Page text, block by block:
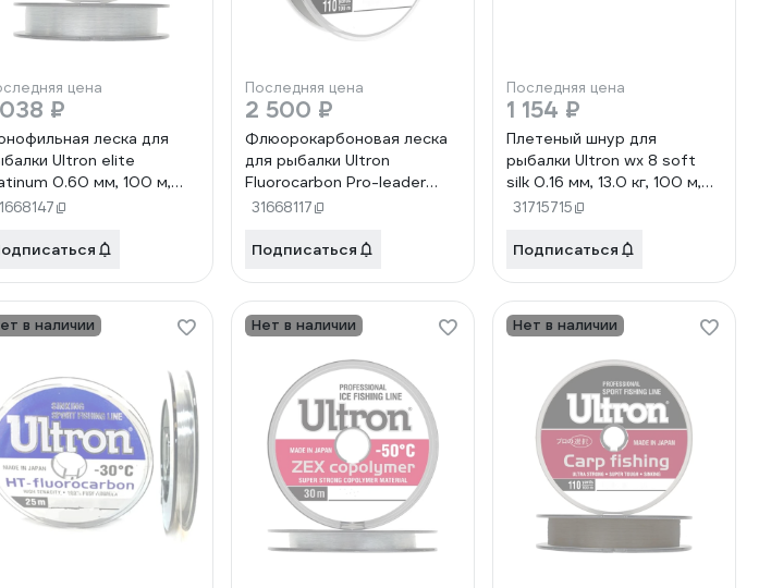
цена
₽
леска для
Ultron elite
0.60 мм, 100 м,
кг, серебряная
Последняя цена
2 500 ₽
Флюорокарбоновая леска
для рыбалки Ultron
Fluorocarbon Pro-leader
0.35 мм, 9.5 кг, 100 м,
31668117
Подписаться
Последняя цена
1 154 ₽
Плетеный шнур для
рыбалки Ultron wx 8 soft
silk 0.16 мм, 13.0 кг, 100 м,
оранжевый pkn09081
31715715
Подписаться
в наличии Нет в наличии Нет в наличии